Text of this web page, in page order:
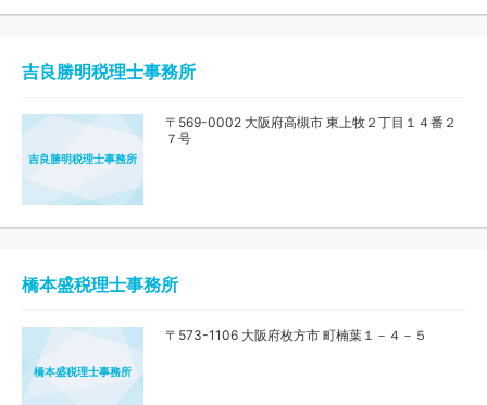
吉良勝明税理士事務所
吉良勝明税理士事務所
〒569-0002 大阪府高槻市 東上牧２丁目１４番２
７号
橋本盛税理士事務所
橋本盛税理士事務所
〒573-1106 大阪府枚方市 町楠葉１－４－５